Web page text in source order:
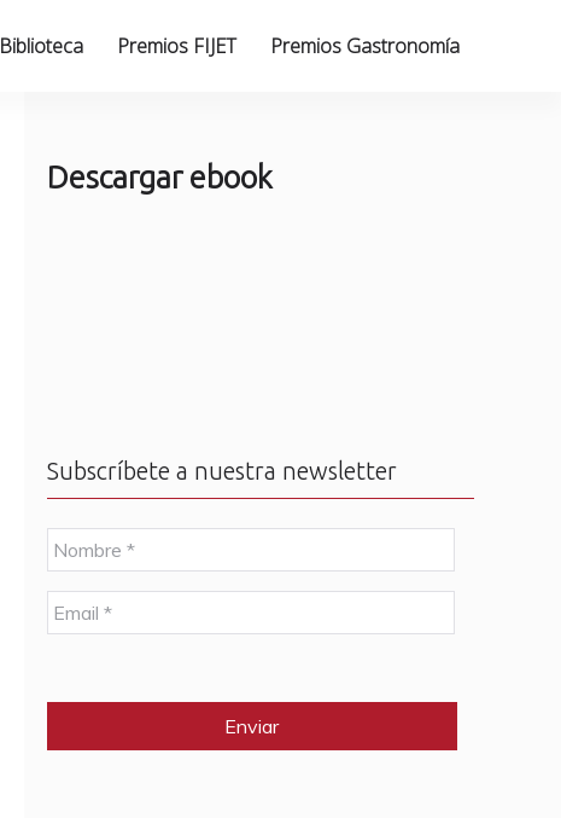
Biblioteca Premios FIJET Premios Gastronomía
Descargar ebook
Subscríbete a nuestra newsletter
N
o
m
b
r
E
m
l